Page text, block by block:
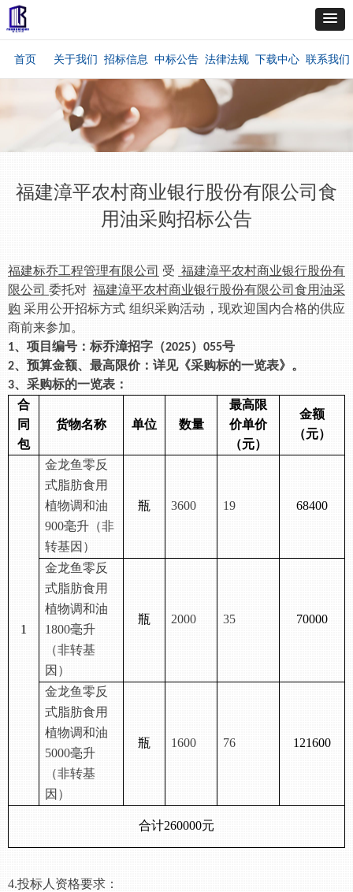
首页 关于我们 招标信息 中标公告 法律法规 下载中心 联系我们
福建标乔工程管理有限公司 受 福建漳平农村商业银行股份有
限公司 委托对 福建漳平农村商业银行股份有限公司食用油采
购 采用公开招标方式 组织采购活动，现欢迎国内合格的供应
商前来参加。
1、项目编号： 标乔漳招字（2025） 055号
2、预算金额、最高限价：详见《采购标的一览表》。
3、 采购标的一览表 ：
合
同
包
货物名称 单位 数量
最高限
价单价
（元）
金额
（元）
1
金龙鱼零反
式脂肪食用
植物调和油
900毫升 （非
转基因）
瓶 3600 19 68400
金龙鱼零反
式脂肪食用
植物调和油
1800毫升
（非转基
因）
瓶 2000 35 70000
金龙鱼零反
式脂肪食用
植物调和油
5000毫升
（非转基
因）
瓶 1600 76 121600
合计260000元
4.投标人资格要求：
福建漳平农村商业银行股份有限公司食
用油采购招标公告